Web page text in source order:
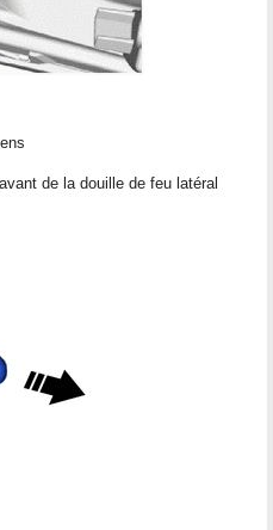
de la douille de feu latéral